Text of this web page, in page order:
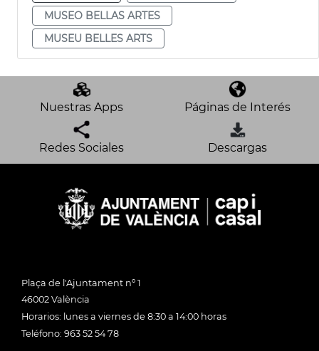
MUSEO BELLAS ARTES
MUSEU BELLES ARTS
Nuestras Apps Páginas de Interés
Redes Sociales Descargas
Plaça de l'Ajuntament nº 1
46002 València
Horarios: lunes a viernes de 8:30 a 14:00 horas
Teléfono: 963 52 54 78